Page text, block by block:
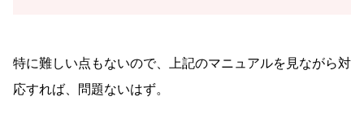
特に難しい点もないので、上記のマニュアルを見ながら対
応すれば、問題ないはず。